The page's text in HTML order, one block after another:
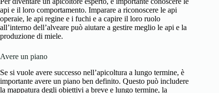
api e il loro comportamento. Imparare a riconoscere le api
operaie, le api regine e i fuchi e a capire il loro ruolo
all’interno dell’alveare può aiutare a gestire meglio le api e la
produzione di miele.
Avere un piano
Se si vuole avere successo nell’apicoltura a lungo termine, è
importante avere un piano ben definito. Questo può includere
la mappatura degli obiettivi a breve e lungo termine, la